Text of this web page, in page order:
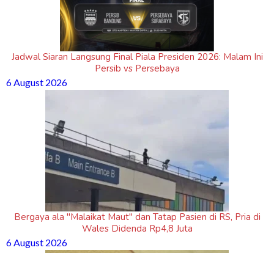
Jadwal Siaran Langsung Final Piala Presiden 2026: Malam Ini
Persib vs Persebaya
6 August 2026
Bergaya ala "Malaikat Maut" dan Tatap Pasien di RS, Pria di
Wales Didenda Rp4,8 Juta
6 August 2026